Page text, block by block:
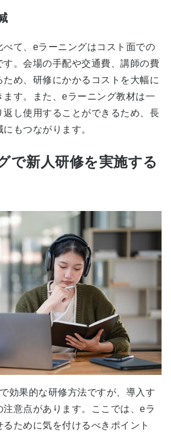
べて、eラーニングはコスト面での
す。会場の手配や交通費、講師の費
ため、研修にかかるコストを大幅に
す。また、eラーニング教材は一
返し使用することができるため、長
もつながります。
で新人研修を実施する
効果的な研修方法ですが、導入す
注意点があります。ここでは、eラ
ために気を付けるべきポイント